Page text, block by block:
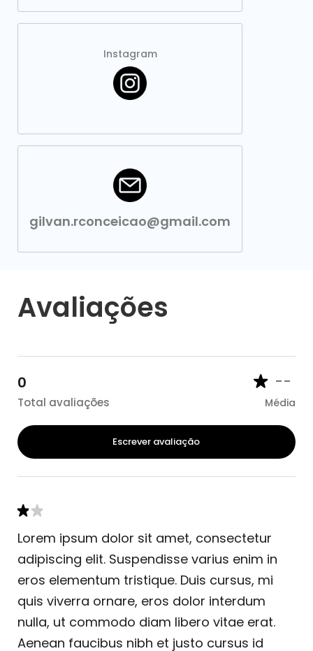
Instagram
gilvan.rconceicao@gmail.com
Avaliações
0
Total avaliações
--
Média
Escrever avaliação
Lorem ipsum dolor sit amet, consectetur
adipiscing elit. Suspendisse varius enim in
eros elementum tristique. Duis cursus, mi
quis viverra ornare, eros dolor interdum
nulla, ut commodo diam libero vitae erat.
Aenean faucibus nibh et justo cursus id